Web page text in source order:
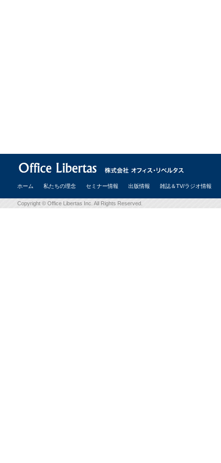
ホーム 私たちの理念 セミナー情報 出版情報 雑誌＆TV/ラジオ情報
Copyright © Office Libertas Inc. All Rights Reserved.